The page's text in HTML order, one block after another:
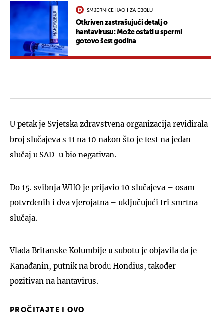
SMJERNICE KAO I ZA EBOLU
Otkriven zastrašujući detalj o
hantavirusu: Može ostati u spermi
gotovo šest godina
U petak je Svjetska zdravstvena organizacija revidirala
broj slučajeva s 11 na 10 nakon što je test na jedan
slučaj u SAD-u bio negativan.
Do 15. svibnja WHO je prijavio 10 slučajeva – osam
potvrđenih i dva vjerojatna – uključujući tri smrtna
slučaja.
Vlada Britanske Kolumbije u subotu je objavila da je
Kanađanin, putnik na brodu Hondius, također
pozitivan na hantavirus.
PROČITAJTE I OVO